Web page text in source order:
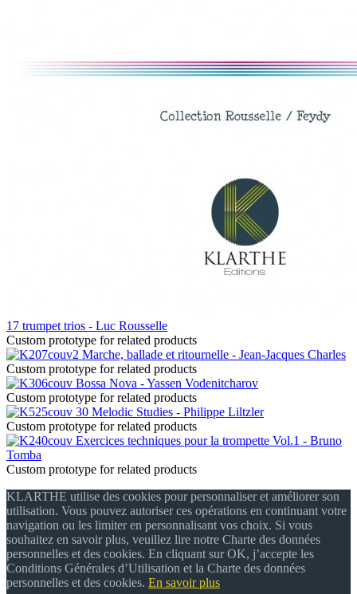
17 trumpet trios - Luc Rousselle
Custom prototype for related products
Marche, ballade et ritournelle - Jean-Jacques Charles
Custom prototype for related products
Bossa Nova - Yassen Vodenitcharov
Custom prototype for related products
30 Melodic Studies - Philippe Liltzler
Custom prototype for related products
Exercices techniques pour la trompette Vol.1 - Bruno
Tomba
Custom prototype for related products
KLARTHE utilise des cookies pour personnaliser et améliorer son
utilisation. Vous pouvez autoriser ces opérations en continuant votre
navigation ou les limiter en personnalisant vos choix. Si vous
souhaitez en savoir plus, veuillez lire notre Charte des données
personnelles et des cookies. En cliquant sur OK, j’accepte les
Conditions Générales d’Utilisation et la Charte des données
personnelles et des cookies. En savoir plus